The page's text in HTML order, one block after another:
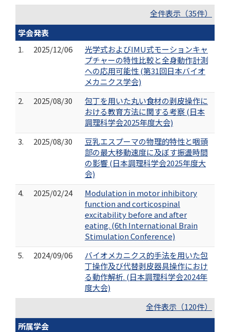
全件表示（35件）
学会発表
1.
2025/12/06
光学式およびIMU式モーションキャ
プチャーの特性比較と全身動作計測
への応用可能性 (第31回日本バイオ
メカニクス学会)
2.
2025/08/30
包丁を用いた丸い食材の剥皮操作に
おける教育方法に関する考察 (日本
調理科学会2025年度大会)
3.
2025/08/30
豆乳エスプーマの物理的特性と咽頭
部の最大移動速度に及ぼす振盪時間
の影響 (日本調理科学会2025年度大
会)
4.
2025/02/24
Modulation in motor inhibitory
function and corticospinal
excitability before and after
eating. (6th International Brain
Stimulation Conference)
5.
2024/09/06
バイオメカニクス的手法を用いた包
丁操作及び代替剥皮器具操作におけ
る動作解析. (日本調理科学会2024年
度大会)
全件表示（120件）
所属学会